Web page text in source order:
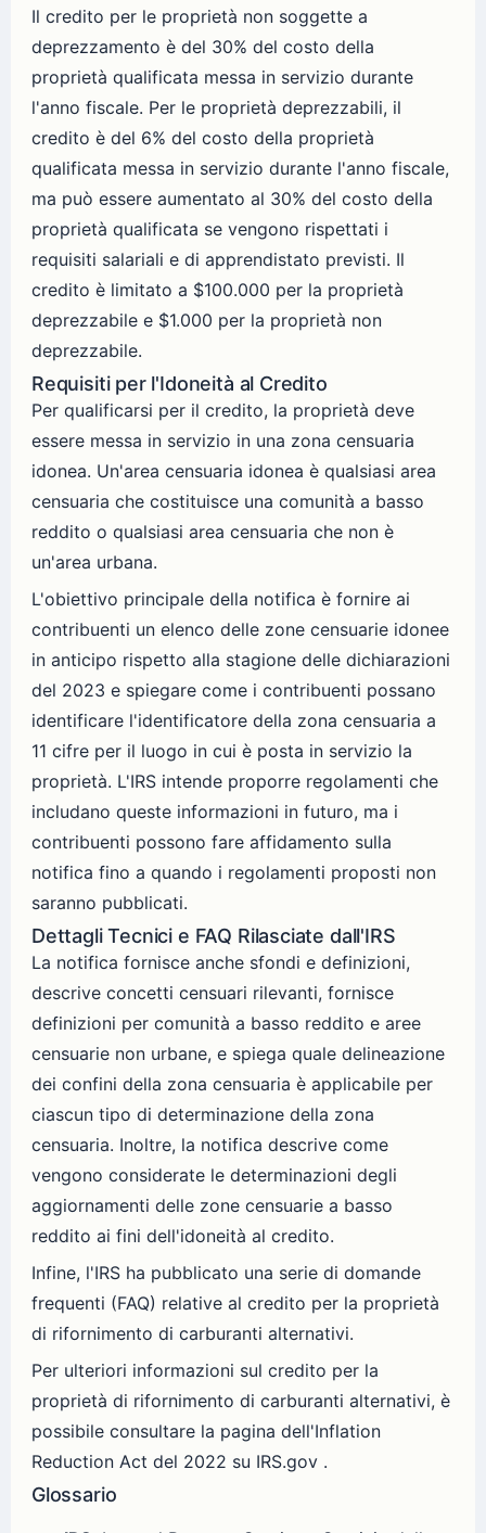
Il credito per le proprietà non soggette a
deprezzamento è del 30% del costo della
proprietà qualificata messa in servizio durante
l'anno fiscale. Per le proprietà deprezzabili, il
credito è del 6% del costo della proprietà
qualificata messa in servizio durante l'anno fiscale,
ma può essere aumentato al 30% del costo della
proprietà qualificata se vengono rispettati i
requisiti salariali e di apprendistato previsti. Il
credito è limitato a $100.000 per la proprietà
deprezzabile e $1.000 per la proprietà non
deprezzabile.
Requisiti per l'Idoneità al Credito
Per qualificarsi per il credito, la proprietà deve
essere messa in servizio in una zona censuaria
idonea. Un'area censuaria idonea è qualsiasi area
censuaria che costituisce una comunità a basso
reddito o qualsiasi area censuaria che non è
un'area urbana.
L'obiettivo principale della notifica è fornire ai
contribuenti un elenco delle zone censuarie idonee
in anticipo rispetto alla stagione delle dichiarazioni
del 2023 e spiegare come i contribuenti possano
identificare l'identificatore della zona censuaria a
11 cifre per il luogo in cui è posta in servizio la
proprietà. L'IRS intende proporre regolamenti che
includano queste informazioni in futuro, ma i
contribuenti possono fare affidamento sulla
notifica fino a quando i regolamenti proposti non
saranno pubblicati.
Dettagli Tecnici e FAQ Rilasciate dall'IRS
La notifica fornisce anche sfondi e definizioni,
descrive concetti censuari rilevanti, fornisce
definizioni per comunità a basso reddito e aree
censuarie non urbane, e spiega quale delineazione
dei confini della zona censuaria è applicabile per
ciascun tipo di determinazione della zona
censuaria. Inoltre, la notifica descrive come
vengono considerate le determinazioni degli
aggiornamenti delle zone censuarie a basso
reddito ai fini dell'idoneità al credito.
Infine, l'IRS ha pubblicato una serie di domande
frequenti (FAQ) relative al credito per la proprietà
di rifornimento di carburanti alternativi.
Per ulteriori informazioni sul credito per la
proprietà di rifornimento di carburanti alternativi, è
possibile consultare la pagina dell'Inflation
Reduction Act del 2022 su IRS.gov .
Glossario